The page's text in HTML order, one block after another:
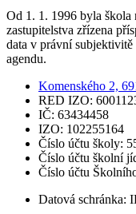
Od 1. 1. 1996 byla škola
zastupitelstva zřízena
data v právní subjektivitě
agendu.
Komenského 2,
RED IZO:
IČ: 63434458
IZO: 102255164
Číslo účtu školy:
Číslo účtu školní
Číslo účtu
Datová schránka: